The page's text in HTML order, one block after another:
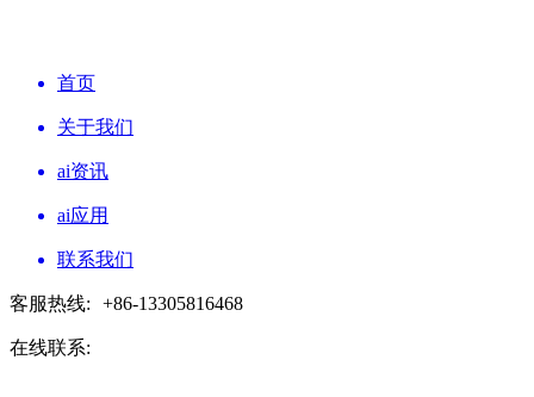
首页
关于我们
ai资讯
ai应用
联系我们
客服热线: +86-13305816468
在线联系: